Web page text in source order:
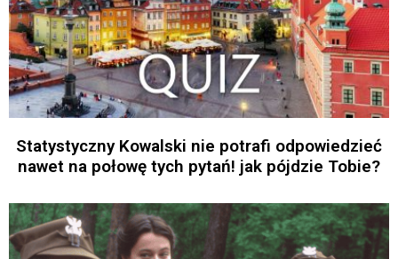
Statystyczny Kowalski nie potrafi odpowiedzieć
nawet na połowę tych pytań! jak pójdzie Tobie?